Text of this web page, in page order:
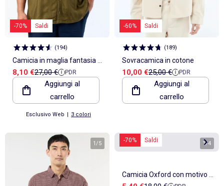
-70% Saldi
(194)
Camicia in maglia fantasia a
maniche corte
Prezzo di vendita
8,10 €Prezzo di riferimento
27,00 € PDR
Aggiungi al
carrello
Esclusivo Web | 3 colori
-60% Saldi
(189)
Sovracamica in cotone
Prezzo di vendita
10,00 €Prezzo di riferimento
25,00 € PDR
Aggiungi al
carrello
1/5 -70% Saldi 1/4
Camicia Oxford con motivo a